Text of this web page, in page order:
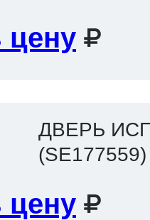
цену
ДВЕРЬ
(SE177559)
цену